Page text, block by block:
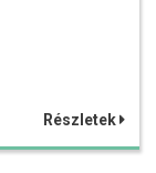
Részletek